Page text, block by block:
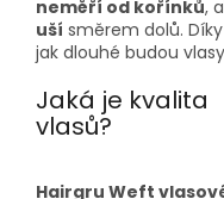
neměří od kořínků,
uší směrem dolů.
jak dlouhé budou
Jaká je kvalita
vlasů?
Hairgru Weft